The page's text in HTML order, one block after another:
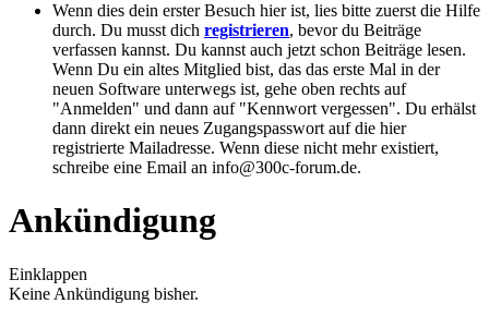
Wenn dies dein erster Besuch hier ist, lies bitte zuerst die Hilfe
durch. Du musst dich registrieren, bevor du Beiträge
verfassen kannst. Du kannst auch jetzt schon Beiträge lesen.
Wenn Du ein altes Mitglied bist, das das erste Mal in der
neuen Software unterwegs ist, gehe oben rechts auf
"Anmelden" und dann auf "Kennwort vergessen". Du erhälst
dann direkt ein neues Zugangspasswort auf die hier
registrierte Mailadresse. Wenn diese nicht mehr existiert,
schreibe eine Email an info@300c-forum.de.
Ankündigung
Einklappen
Keine Ankündigung bisher.